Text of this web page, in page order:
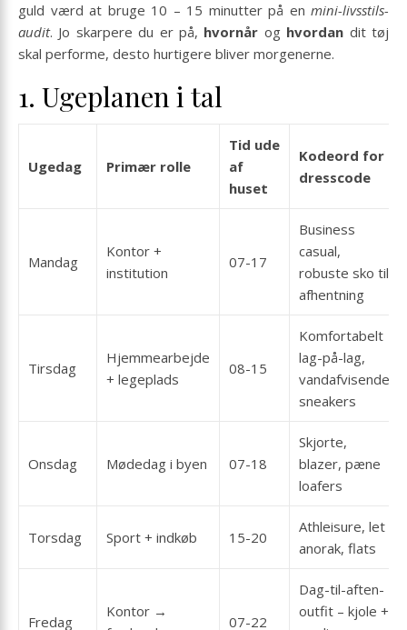
guld værd at bruge 10 – 15 minutter på en mini-livsstils-
audit. Jo skarpere du er på, hvornår og hvordan dit tøj
skal performe, desto hurtigere bliver morgenerne.
1. Ugeplanen i tal
Ugedag Primær rolle
Tid ude
af
huset
Kodeord for
dresscode
Mandag
Kontor +
institution
07-17
Business
casual,
robuste sko til
afhentning
Tirsdag
Hjemmearbejde
+ legeplads
08-15
Komfortabelt
lag-på-lag,
vandafvisende
sneakers
Onsdag Mødedag i byen 07-18
Skjorte,
blazer, pæne
loafers
Torsdag Sport + indkøb 15-20
Athleisure, let
anorak, flats
Fredag
Kontor →
07-22
Dag-til-aften-
outfit – kjole +